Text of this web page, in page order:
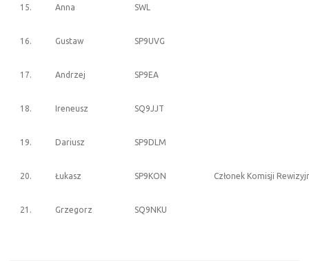
15. Anna SWL
16. Gustaw SP9UVG
17. Andrzej SP9EA
18. Ireneusz SQ9JJT
19. Dariusz SP9DLM
20. Łukasz SP9KON Członek Komisji
21. Grzegorz SQ9NKU